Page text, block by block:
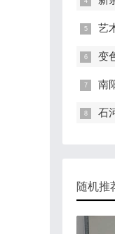
艺
变
南
石
随机推